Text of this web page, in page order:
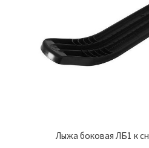
Лыжа боковая ЛБ1 к